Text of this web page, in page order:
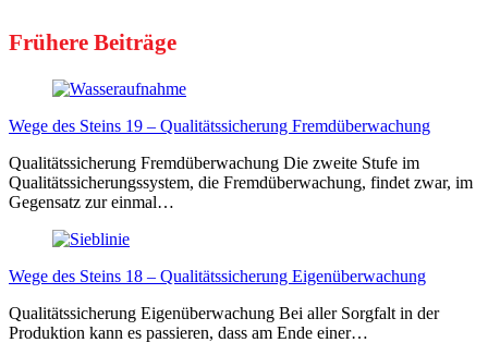
Frühere Beiträge
Wege des Steins 19 – Qualitätssicherung Fremdüberwachung
Qualitätssicherung Fremdüberwachung Die zweite Stufe im
Qualitätssicherungssystem, die Fremdüberwachung, findet zwar, im
Gegensatz zur einmal…
Wege des Steins 18 – Qualitätssicherung Eigenüberwachung
Qualitätssicherung Eigenüberwachung Bei aller Sorgfalt in der
Produktion kann es passieren, dass am Ende einer…